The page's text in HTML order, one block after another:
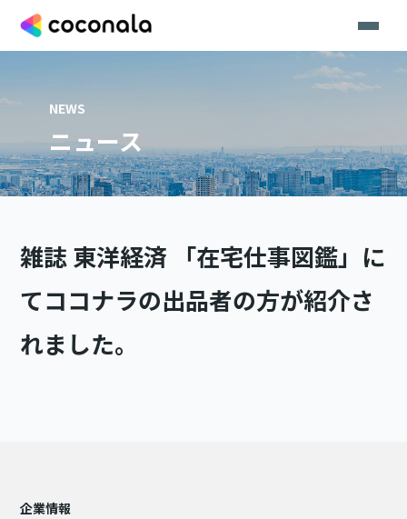
NEWS
ニュース
雑誌 東洋経済 「在宅仕事図鑑」に
てココナラの出品者の方が紹介さ
れました。
企業情報